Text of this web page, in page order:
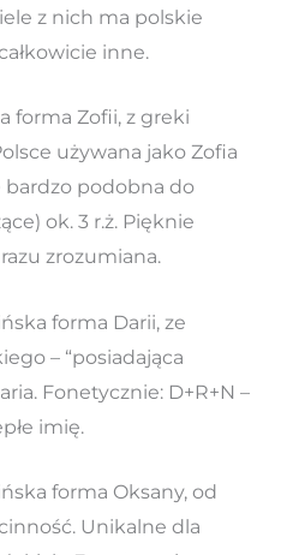
z nich ma polskie
inne.
forma Zofii, z greki
używana jako Zofia
bardzo podobna do
ok. 3 r.ż. Pięknie
zrozumiana.
forma Darii, ze
– “posiadająca
Fonetycznie: D+R+N –
imię.
forma Oksany, od
Unikalne dla